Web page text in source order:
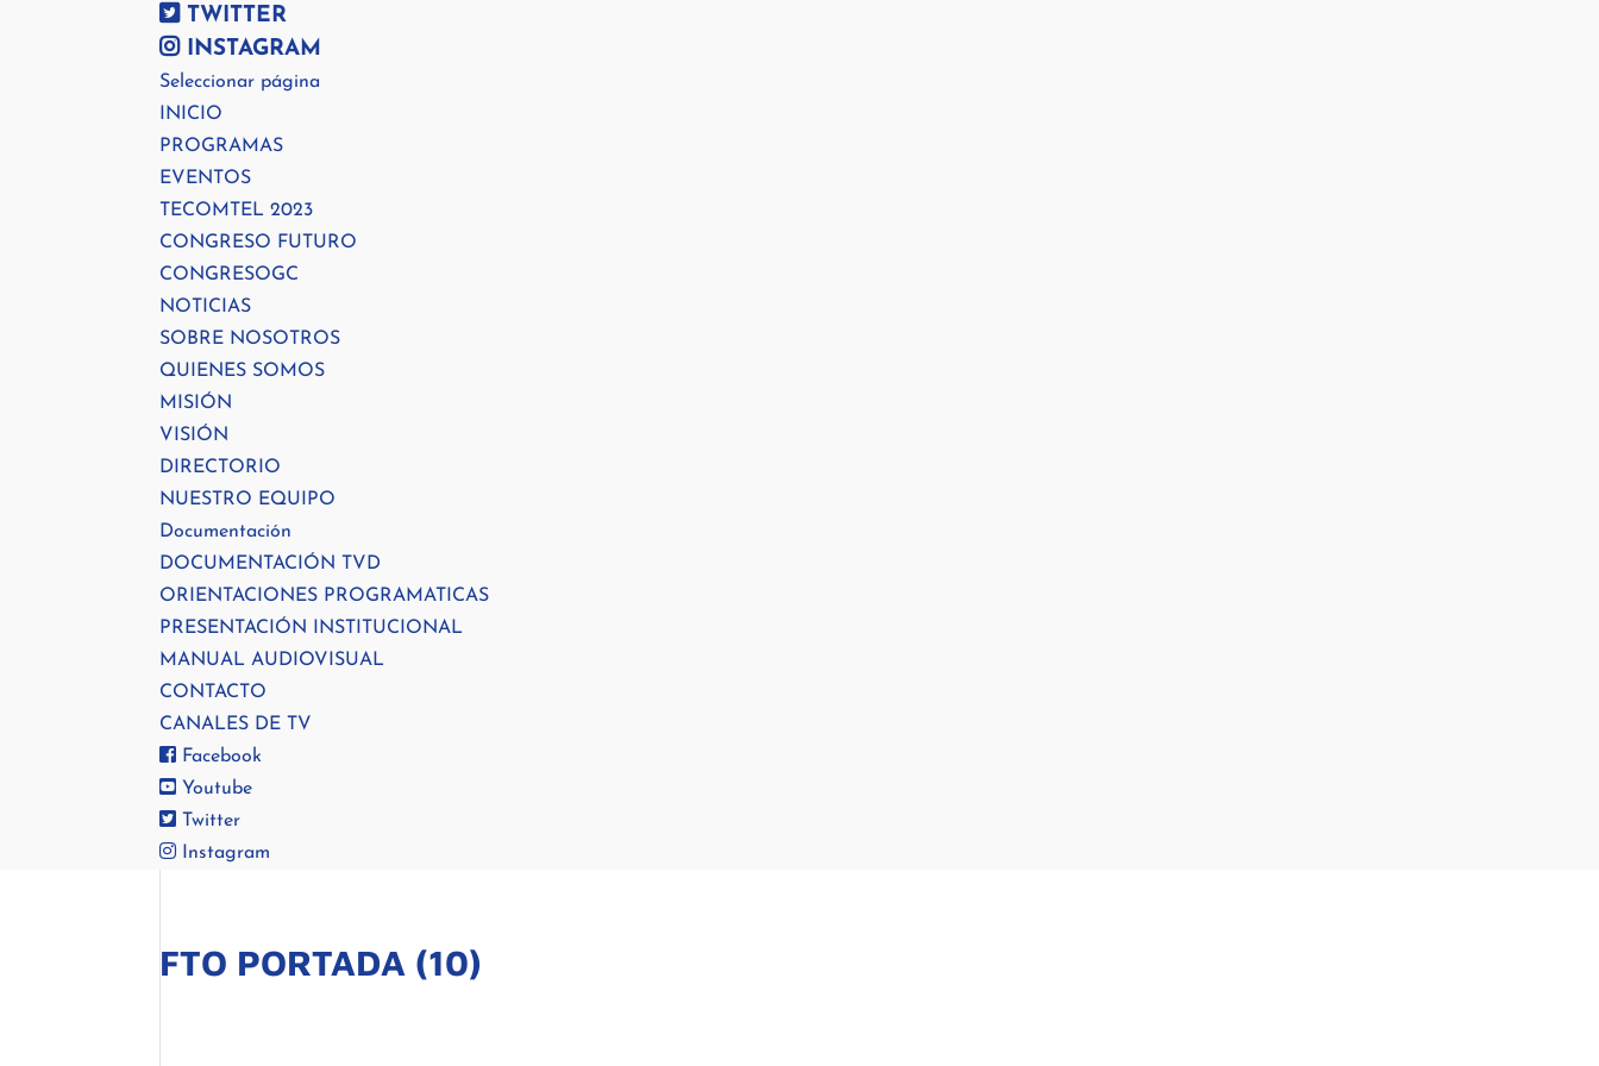
TWITTER
INSTAGRAM
Seleccionar página
INICIO
PROGRAMAS
EVENTOS
TECOMTEL 2023
CONGRESO FUTURO
CONGRESOGC
NOTICIAS
SOBRE NOSOTROS
QUIENES SOMOS
MISIÓN
VISIÓN
DIRECTORIO
NUESTRO EQUIPO
Documentación
DOCUMENTACIÓN TVD
ORIENTACIONES PROGRAMATICAS
PRESENTACIÓN INSTITUCIONAL
MANUAL AUDIOVISUAL
CONTACTO
CANALES DE TV
Facebook
Youtube
Twitter
Instagram
FTO PORTADA (10)